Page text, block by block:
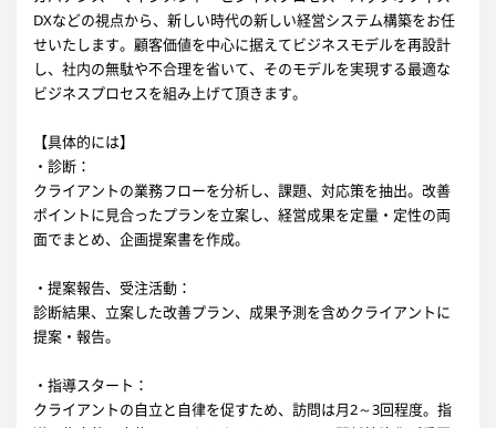
DXなどの視点から、新しい時代の新しい経営システム構築をお任
せいたします。顧客価値を中心に据えてビジネスモデルを再設計
し、社内の無駄や不合理を省いて、そのモデルを実現する最適な
ビジネスプロセスを組み上げて頂きます。
【具体的には】
・診断：
クライアントの業務フローを分析し、課題、対応策を抽出。改善
ポイントに見合ったプランを立案し、経営成果を定量・定性の両
面でまとめ、企画提案書を作成。
・提案報告、受注活動：
診断結果、立案した改善プラン、成果予測を含めクライアントに
提案・報告。
・指導スタート：
クライアントの自立と自律を促すため、訪問は月2～3回程度。指